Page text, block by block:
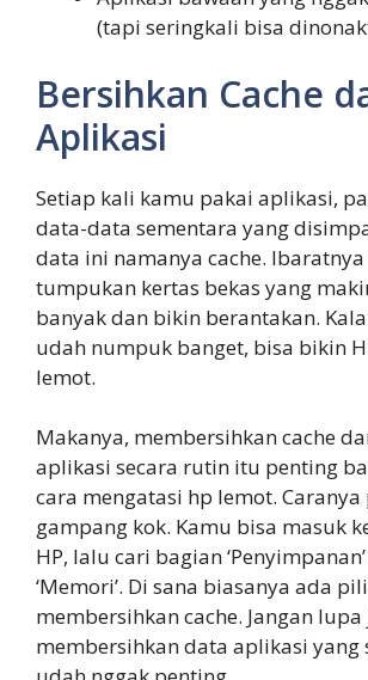
(tapi seringkali bisa
Bersihkan Cache
Aplikasi
Setiap kali kamu pakai aplikasi,
data-data sementara yang
data ini namanya cache.
tumpukan kertas bekas yang
banyak dan bikin berantakan.
udah numpuk banget, bisa bikin
lemot.
Makanya, membersihkan cache
aplikasi secara rutin itu penting
cara mengatasi hp lemot. Caranya
gampang kok. Kamu bisa masuk
HP, lalu cari bagian
‘Memori’. Di sana biasanya ada
membersihkan cache. Jangan
membersihkan data aplikasi yang